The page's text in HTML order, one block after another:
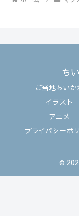
ち
ご当地ちいか
イラスト
アニメ
プライバシーポ
©